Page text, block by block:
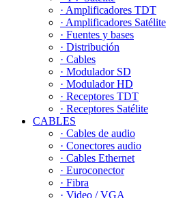
· Amplificadores TDT
· Amplificadores Satélite
· Fuentes y bases
· Distribución
· Cables
· Modulador SD
· Modulador HD
· Receptores TDT
· Receptores Satélite
CABLES
· Cables de audio
· Conectores audio
· Cables Ethernet
· Euroconector
· Fibra
· Video / VGA